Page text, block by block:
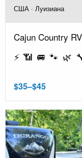
США · Луизиана
Cajun Country
⚡ 📶 🚐 🐾 🌿
$35–$45